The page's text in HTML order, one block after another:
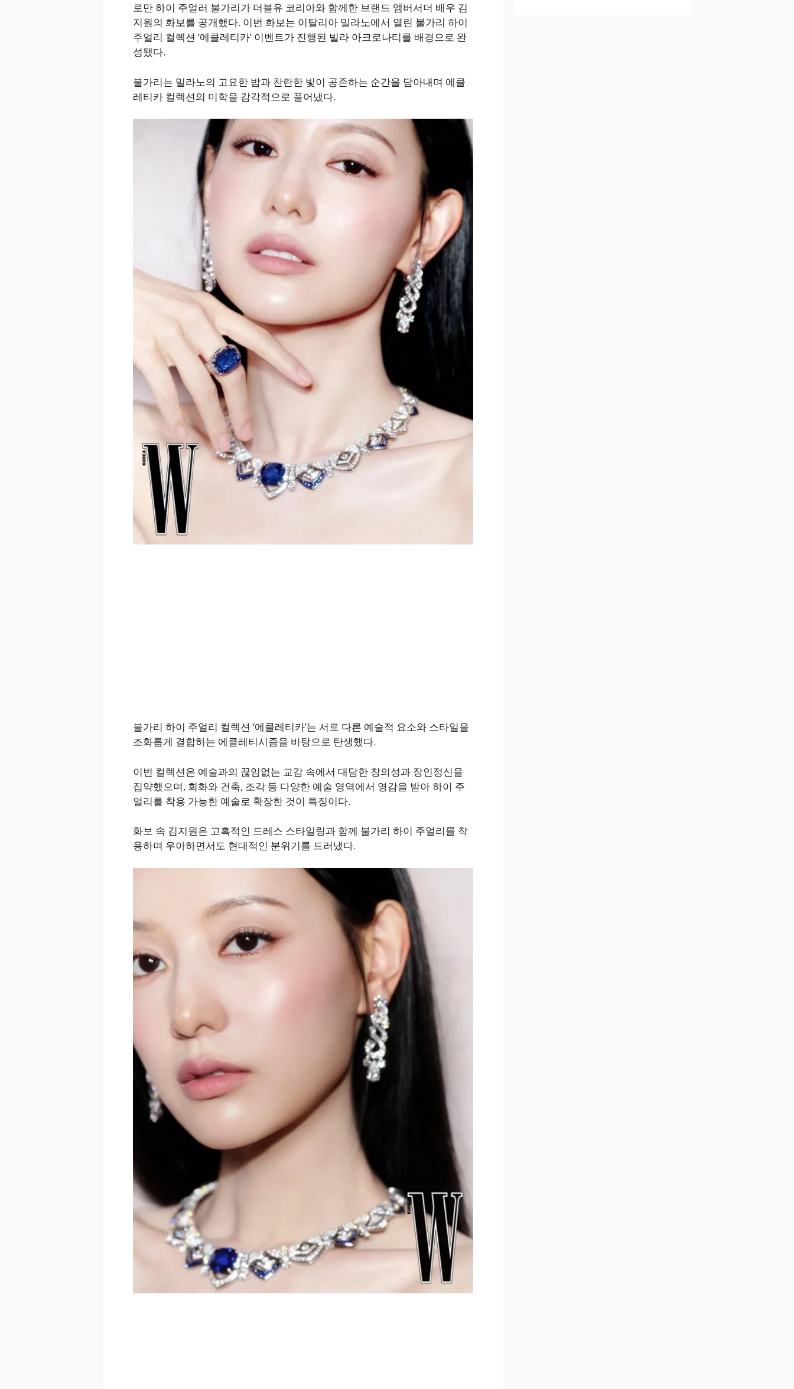
로만 하이 주얼러 불가리가 더블유 코리아와 함께한 브랜드 앰버서더 배우 김
지원의 화보를 공개했다. 이번 화보는 이탈리아 밀라노에서 열린 불가리 하이
주얼리 컬렉션 ‘에클레티카’ 이벤트가 진행된 빌라 아크로나티를 배경으로 완
성됐다.
불가리는 밀라노의 고요한 밤과 찬란한 빛이 공존하는 순간을 담아내며 에클
레티카 컬렉션의 미학을 감각적으로 풀어냈다.
불가리 하이 주얼리 컬렉션 ‘에클레티카’는 서로 다른 예술적 요소와 스타일을
조화롭게 결합하는 에클레티시즘을 바탕으로 탄생했다.
이번 컬렉션은 예술과의 끊임없는 교감 속에서 대담한 창의성과 장인정신을
집약했으며, 회화와 건축, 조각 등 다양한 예술 영역에서 영감을 받아 하이 주
얼리를 착용 가능한 예술로 확장한 것이 특징이다.
화보 속 김지원은 고혹적인 드레스 스타일링과 함께 불가리 하이 주얼리를 착
용하며 우아하면서도 현대적인 분위기를 드러냈다.